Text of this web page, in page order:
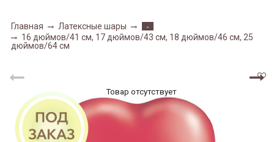
Главная Латексные шары
-
16 дюймов/41 см, 17 дюймов/43 см, 18 дюймов/46 см, 25
дюймов/64 см
Товар отсутствует